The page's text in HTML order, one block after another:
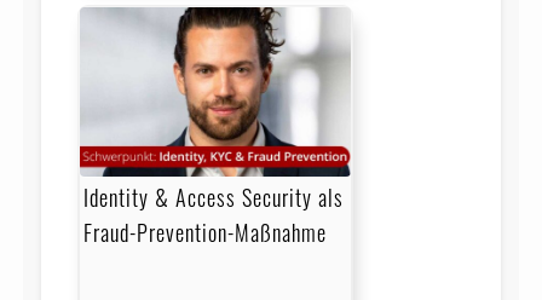
Identity & Access Security als
Fraud-Prevention-Maßnahme